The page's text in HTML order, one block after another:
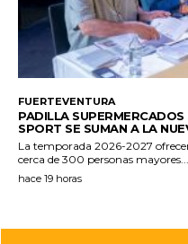
FUERTEVENTURA
PADILLA
SPORT SE SUMAN A LA
La temporada 2026-2027
cerca de 300 personas mayores...
hace 19 horas